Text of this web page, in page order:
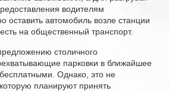
водителям
оставить автомобиль возле станции
на общественный транспорт.
столичного
парковки в ближайшее
Однако, это не
планируют принять